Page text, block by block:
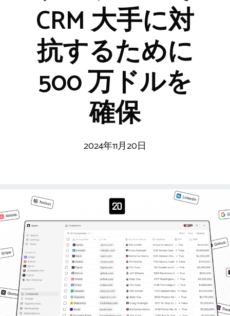
CRM 大手に対
抗するために
500 万ドルを
確保
2024年11月20日